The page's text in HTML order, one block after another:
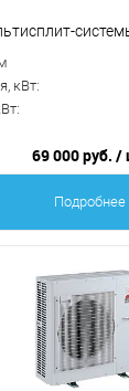
кВт:
69 000 руб. /
Подробнее